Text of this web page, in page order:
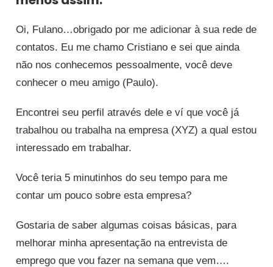
Oi, Fulano…obrigado por me adicionar à sua rede de
contatos. Eu me chamo Cristiano e sei que ainda
não nos conhecemos pessoalmente, você deve
conhecer o meu amigo (Paulo).
Encontrei seu perfil através dele e ví que você já
trabalhou ou trabalha na empresa (XYZ) a qual estou
interessado em trabalhar.
Você teria 5 minutinhos do seu tempo para me
contar um pouco sobre esta empresa?
Gostaria de saber algumas coisas básicas, para
melhorar minha apresentação na entrevista de
emprego que vou fazer na semana que vem….